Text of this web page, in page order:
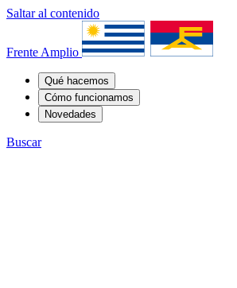
Saltar al contenido
Frente Amplio
Qué hacemos
Cómo funcionamos
Novedades
Buscar